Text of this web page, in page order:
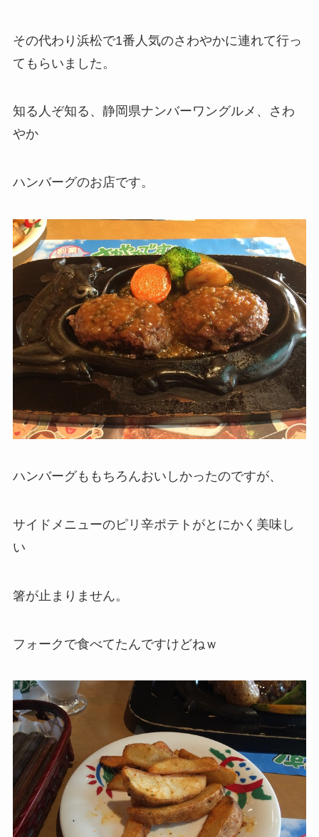
その代わり浜松で1番人気のさわやかに連れて行っ
てもらいました。
知る人ぞ知る、静岡県ナンバーワングルメ、さわ
やか
ハンバーグのお店です。
ハンバーグももちろんおいしかったのですが、
サイドメニューのピリ辛ポテトがとにかく美味し
い
箸が止まりません。
フォークで食べてたんですけどねｗ